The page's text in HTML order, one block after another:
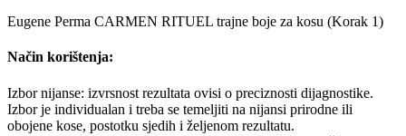
Eugene Perma CARMEN RITUEL trajne boje za kosu (Korak 1)
Način korištenja:
Izbor nijanse: izvrsnost rezultata ovisi o preciznosti dijagnostike.
Izbor je individualan i treba se temeljiti na nijansi prirodne ili
obojene kose, postotku sjedih i željenom rezultatu.